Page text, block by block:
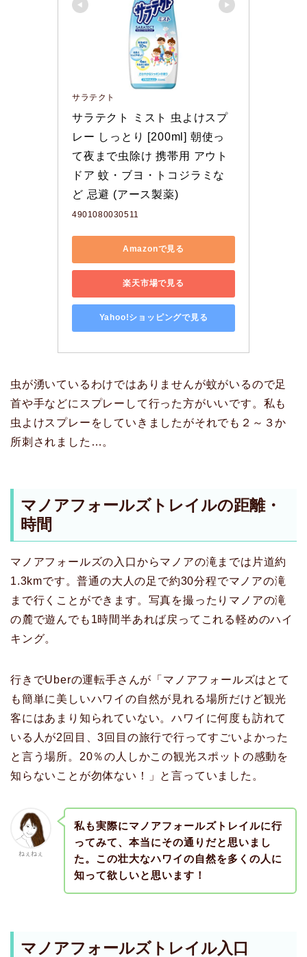
サラテクト
サラテクト ミスト 虫よけスプ
レー しっとり [200ml] 朝使っ
て夜まで虫除け 携帯用 アウト
ドア 蚊・ブヨ・トコジラミな
ど 忌避 (アース製薬)
4901080030511
Amazonで見る
楽天市場で見る
Yahoo!ショッピングで見る
虫が湧いているわけではありませんが蚊がいるので足
首や手などにスプレーして行った方がいいです。私も
虫よけスプレーをしていきましたがそれでも２～３か
所刺されました…。
マノアフォールズトレイルの距離・
時間
マノアフォールズの入口からマノアの滝までは片道約
1.3kmです。普通の大人の足で約30分程でマノアの滝
まで行くことができます。写真を撮ったりマノアの滝
の麓で遊んでも1時間半あれば戻ってこれる軽めのハイ
キング。
行きでUberの運転手さんが「マノアフォールズはとて
も簡単に美しいハワイの自然が見れる場所だけど観光
客にはあまり知られていない。ハワイに何度も訪れて
いる人が2回目、3回目の旅行で行ってすごいよかった
と言う場所。20％の人しかこの観光スポットの感動を
知らないことが勿体ない！」と言っていました。
ねぇねぇ
私も実際にマノアフォールズトレイルに行
ってみて、本当にその通りだと思いまし
た。この壮大なハワイの自然を多くの人に
知って欲しいと思います！
マノアフォールズトレイル入口